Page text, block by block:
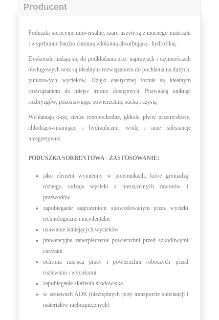
Producent
Poduszki sorpcyjne uniwersalne, szare uszyte są z mocnego materiału
i wypełnione bardzo chłonną włókniną absorbującą - hydrofilną.
Doskonale nadają się do podkładania przy naprawach i czynnościach
obsługowych oraz są idealnym rozwiązaniem do pochłaniania dużych,
punktowych wycieków. Dzięki elastycznej formie są idealnym
rozwiązaniem do miejsc trudno dostępnych.
Pozwalają uniknąć
rozbryzgów, pozostawiając powierzchnię suchą i czystą
Wchłaniają oleje, ciecze ropopochodne, glikole, płyny przemysłowe,
chłodząco-smarujące i hydrauliczne, wodę i inne substancje
nieagresywne.
PODUSZKA SORBENTOWA - ZASTOSOWANIE:
jako element wymienny w pojemnikach, które gromadzą
różnego rodzaju wycieki z nieszczelnych zaworów i
przewodów
zapobieganie zagrożeniom spowodowanym przez wycieki
technologiczne i incydentalne
usuwanie istniejących wycieków
prewencyjne zabezpieczenie powierzchni przed szkodliwymi
cieczami
ochrona miejsca pracy i powierzchni roboczych przed
rozlewami i wyciekami
zapobieganie skażeniu środowiska
w zestawach ADR (niezbędnych przy transporcie substancji i
materiałów niebezpiecznych)